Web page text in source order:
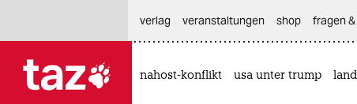
verlag
veranstaltungen shop fragen
nahost-konflikt usa unter trump